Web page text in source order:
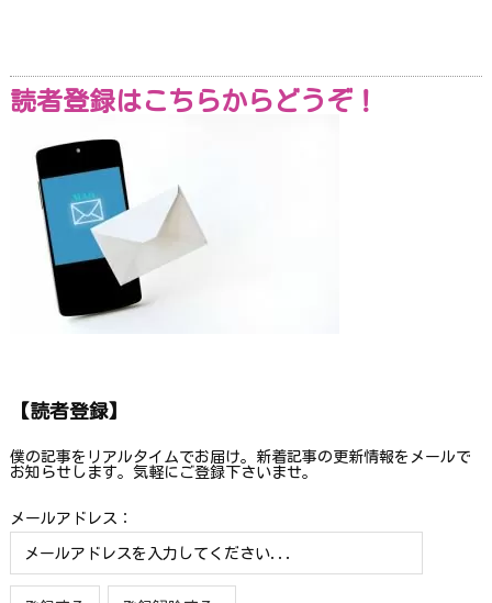
読者登録はこちらからどうぞ！
【読者登録】
僕の記事をリアルタイムでお届け。新着記事の更新情報をメールで
お知らせします。気軽にご登録下さいませ。
メールアドレス：